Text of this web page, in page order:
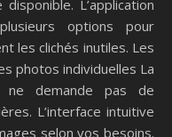
L’application
options pour
les clichés inutiles. Les
photos individuelles La
demande pas de
L’interface intuitive
selon vos besoins.